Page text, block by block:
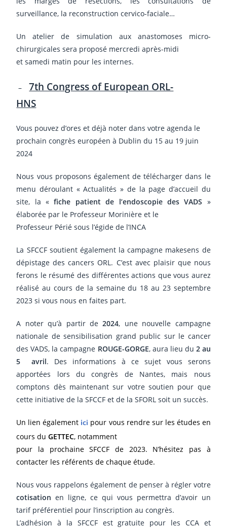
surveillance, la reconstruction cervico-faciale…
Un atelier de simulation aux anastomoses micro-
chirurgicales sera proposé mercredi après-midi
et samedi matin pour les internes.
–
7th Congress of European ORL-
HNS
Vous pouvez d’ores et déjà noter dans votre agenda le
prochain congrès européen à Dublin du 15 au 19 juin
2024
Nous vous proposons également de télécharger dans le
menu déroulant « Actualités » de la page d’accueil du
site, la «fiche patient de l’endoscopie des VADS »
élaborée par le Professeur Morinière et le
Professeur Périé sous l’égide de l’INCA
La SFCCF soutient également la campagne makesens de
dépistage des cancers ORL. C’est avec plaisir que nous
ferons le résumé des différentes actions que vous aurez
réalisé au cours de la semaine du 18 au 23 septembre
2023 si vous nous en faites part.
A noter qu’à partir de2024, une nouvelle campagne
nationale de sensibilisation grand public sur le cancer
des VADS, la campagne ROUGE-GORGE, aura lieu du 2 au
5
avril. Des informations à ce sujet vous serons
apportées lors du congrès de Nantes, mais nous
comptons dès maintenant sur votre soutien pour que
cette initiative de la SFCCF et de la SFORL soit un succès.
Un lien également ici pour vous rendre sur les études en
cours duGETTEC, notamment
pour la prochaine SFCCF de 2023. N’hésitez pas à
contacter les référents de chaque étude.
Nous vous rappelons également de penser à régler votre
cotisation en ligne, ce qui vous permettra d’avoir un
tarif préférentiel pour l’inscription au congrès.
L’adhésion à la SFCCF est gratuite pour les CCA et